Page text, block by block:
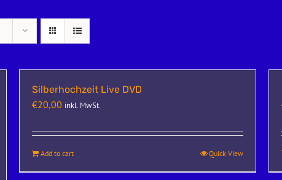
Silberhochzeit Live DVD
€20,00 inkl. MwSt.
Add to cart Quick View